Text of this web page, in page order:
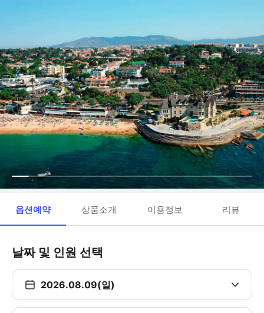
옵션예약 상품소개 이용정보 리뷰
날짜 및 인원 선택
2026.08.09(일)